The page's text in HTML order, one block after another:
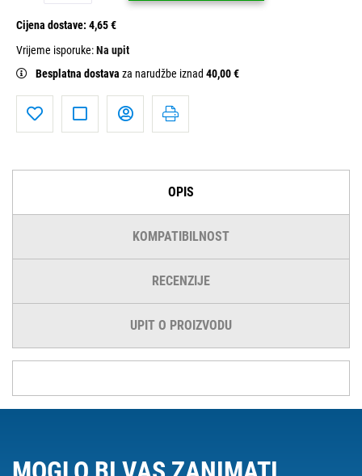
Cijena dostave: 4,65 €
Vrijeme isporuke:Na upit
Besplatna dostava za narudžbe iznad 40,00 €
OPIS
KOMPATIBILNOST
RECENZIJE
UPIT O PROIZVODU